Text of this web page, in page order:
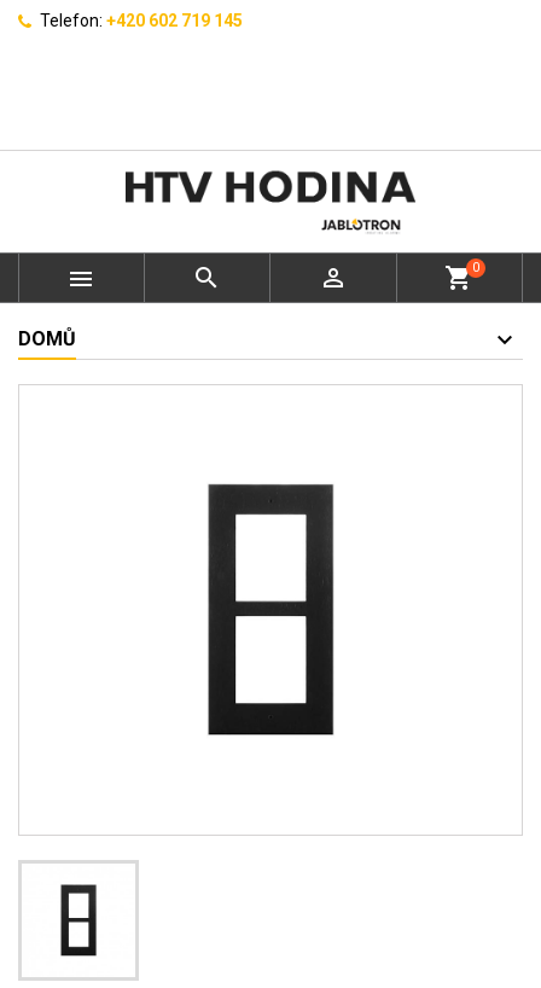
Telefon: +420 602 719 145
   shopping_cart0
DOMŮ